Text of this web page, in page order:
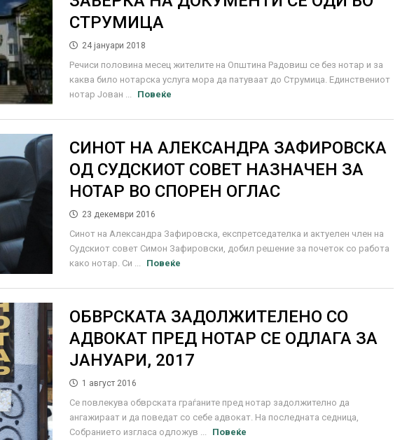
СТРУМИЦА
24 јануари 2018
Речиси половина месец жителите на Општина Радовиш се без нотар и за
каква било нотарска услуга мора да патуваат до Струмица. Единствениот
нотар Јован ...
Повеќе
СИНОТ НА АЛЕКСАНДРА ЗАФИРОВСКА
ОД СУДСКИОТ СОВЕТ НАЗНАЧЕН ЗА
НОТАР ВО СПОРЕН ОГЛАС
23 декември 2016
Синот на Александра Зафировска, експретседателка и актуелен член на
Судскиот совет Симон Зафировски, добил решение за почеток со работа
како нотар. Си ...
Повеќе
ОБВРСКАТА ЗАДОЛЖИТЕЛЕНО СО
АДВОКАТ ПРЕД НОТАР СЕ ОДЛАГА ЗА
ЈАНУАРИ, 2017
1 август 2016
Се повлекува обврската граѓаните пред нотар задолжително да
ангажираат и да поведат со себе адвокат. На последната седница,
Собранието изгласа одложув ...
Повеќе